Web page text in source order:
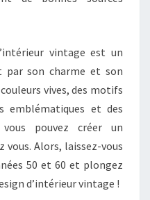
vintage est un
par son charme et son
vives, des motifs
emblématiques et des
pouvez créer un
Alors, laissez-vous
50 et 60 et plongez
d’intérieur vintage !